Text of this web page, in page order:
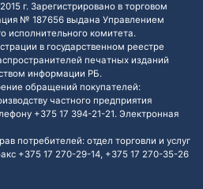
г. Зарегистрировано в торговом
№ 187656 выдана Управлением
исполнительного комитета.
в государственном реестре
печатных изданий
информации РБ.
обращений покупателей:
частного предприятия
+375 17 394-21-21. Электронная
потребителей: отдел торговли и услуг
+375 17 270-29-14, +375 17 270-35-26